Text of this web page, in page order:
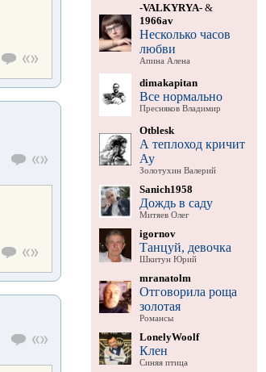
-VALKYRYA-&
1966av
Несколько часов
любви
Апина Алена
dimakapitan
Все нормально
Пресняков Владимир
Otblesk
А теплоход кричит
Ау
Золотухин Валерий
Sanich1958
Дождь в саду
Митяев Олег
igornov
Танцуй, девочка
Шкитун Юрий
mranatolm
Отговорила роща
золотая
Романсы
LonelyWoolf
Клен
Синяя птица